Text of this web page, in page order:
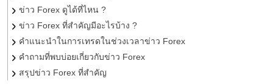
ข่าว Forex ดูได้ที่ไหน ?
ข่าว Forex ที่สำคัญมีอะไรบ้าง ?
คำแนะนำในการเทรดในช่วงเวลาข่าว Forex
คำถามที่พบบ่อยเกี่ยวกับข่าว Forex
สรุปข่าว Forex ที่สำคัญ